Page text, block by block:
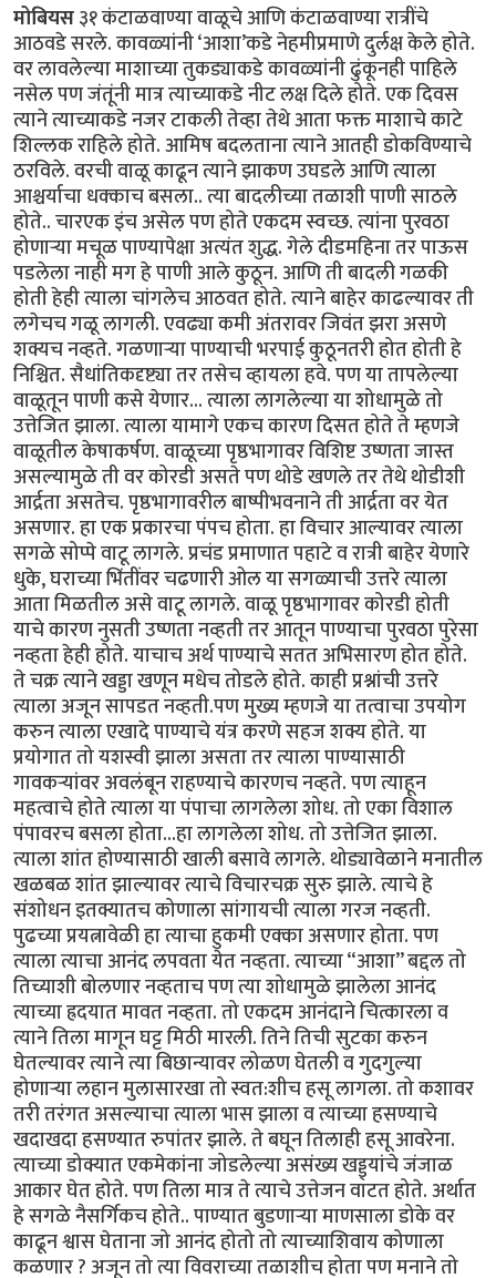
मोबियस३१ कंटाळवाण्या वाळूचे आणि कंटाळवाण्या रात्रींचे
आठवडे सरले. कावळ्यांनी ‘आशा’कडे नेहमीप्रमाणे दुर्लक्ष केले होते.
वर लावलेल्या माशाच्या तुकड्याकडे कावळ्यांनी ढुंकूनही पाहिले
नसेल पण जंतूंनी मात्र त्याच्याकडे नीट लक्ष दिले होते. एक दिवस
त्याने त्याच्याकडे नजर टाकली तेव्हा तेथे आता फक्त माशाचे काटे
शिल्लक राहिले होते. आमिष बदलताना त्याने आतही डोकविण्याचे
ठरविले. वरची वाळू काढून त्याने झाकण उघडले आणि त्याला
आश्चर्याचा धक्काच बसला.. त्या बादलीच्या तळाशी पाणी साठले
होते.. चारएक इंच असेल पण होते एकदम स्वच्छ. त्यांना पुरवठा
होणार्‍या मचूळ पाण्यापेक्षा अत्यंत शुद्ध. गेले दीडमहिना तर पाऊस
पडलेला नाही मग हे पाणी आले कुठून. आणि ती बादली गळकी
होती हेही त्याला चांगलेच आठवत होते. त्याने बाहेर काढल्यावर ती
लगेचच गळू लागली. एवढ्या कमी अंतरावर जिवंत झरा असणे
शक्यच नव्हते. गळणार्‍या पाण्याची भरपाई कुठूनतरी होत होती हे
निश्चित. सैधांतिकदृष्ट्या तर तसेच व्हायला हवे. पण या तापलेल्या
वाळूतून पाणी कसे येणार... त्याला लागलेल्या या शोधामुळे तो
उत्तेजित झाला. त्याला यामागे एकच कारण दिसत होते ते म्हणजे
वाळूतील केषाकर्षण. वाळूच्या पृष्ठभागावर विशिष्ट उष्णता जास्त
असल्यामुळे ती वर कोरडी असते पण थोडे खणले तर तेथे थोडीशी
आर्द्रता असतेच. पृष्ठभागावरील बाष्पीभवनाने ती आर्द्रता वर येत
असणार. हा एक प्रकारचा पंपच होता. हा विचार आल्यावर त्याला
सगळे सोप्पे वाटू लागले. प्रचंड प्रमाणात पहाटे व रात्री बाहेर येणारे
धुके, घराच्या भिंतींवर चढणारी ओल या सगळ्याची उत्तरे त्याला
आता मिळतील असे वाटू लागले. वाळू पृष्ठभागावर कोरडी होती
याचे कारण नुसती उष्णता नव्हती तर आतून पाण्याचा पुरवठा पुरेसा
नव्हता हेही होते. याचाच अर्थ पाण्याचे सतत अभिसारण होत होते.
ते चक्र त्याने खड्डा खणून मधेच तोडले होते. काही प्रश्नांची उत्तरे
त्याला अजून सापडत नव्हती.पण मुख्य म्हणजे या तत्वाचा उपयोग
करुन त्याला एखादे पाण्याचे यंत्र करणे सहज शक्य होते. या
प्रयोगात तो यशस्वी झाला असता तर त्याला पाण्यासाठी
गावकर्‍यांवर अवलंबून राहण्याचे कारणच नव्हते. पण त्याहून
महत्वाचे होते त्याला या पंपाचा लागलेला शोध. तो एका विशाल
पंपावरच बसला होता...हा लागलेला शोध. तो उत्तेजित झाला.
त्याला शांत होण्यासाठी खाली बसावे लागले. थोड्यावेळाने मनातील
खळबळ शांत झाल्यावर त्याचे विचारचक्र सुरु झाले. त्याचे हे
संशोधन इतक्यातच कोणाला सांगायची त्याला गरज नव्हती.
पुढच्या प्रयत्नावेळी हा त्याचा हुकमी एक्का असणार होता. पण
त्याला त्याचा आनंद लपवता येत नव्हता. त्याच्या “आशा” बद्दल तो
तिच्याशी बोलणार नव्हताच पण त्या शोधामुळे झालेला आनंद
त्याच्या ह्रदयात मावत नव्हता. तो एकदम आनंदाने चित्कारला व
त्याने तिला मागून घट्ट मिठी मारली. तिने तिची सुटका करुन
घेतल्यावर त्याने त्या बिछान्यावर लोळण घेतली व गुदगुल्या
होणार्‍या लहान मुलासारखा तो स्वत:शीच हसू लागला. तो कशावर
तरी तरंगत असल्याचा त्याला भास झाला व त्याच्या हसण्याचे
खदाखदा हसण्यात रुपांतर झाले. ते बघून तिलाही हसू आवरेना.
त्याच्या डोक्यात एकमेकांना जोडलेल्या असंख्य खड्ड्यांचे जंजाळ
आकार घेत होते. पण तिला मात्र ते त्याचे उत्तेजन वाटत होते. अर्थात
हे सगळे नैसर्गिकच होते.. पाण्यात बुडणार्‍या माणसाला डोके वर
काढून श्वास घेताना जो आनंद होतो तो त्याच्याशिवाय कोणाला
कळणार ? अजून तो त्या विवराच्या तळाशीच होता पण मनाने तो